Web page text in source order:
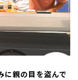
に親の目を盗んで